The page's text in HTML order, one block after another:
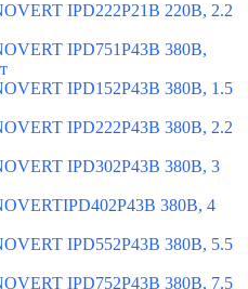
IPD222P21B 220В, 2.2
IPD751P43B 380В,
IPD152P43B 380В, 1.5
IPD222P43B 380В, 2.2
IPD302P43B 380В, 3
380В, 4
IPD552P43B 380В, 5.5
IPD752P43B 380В, 7.5